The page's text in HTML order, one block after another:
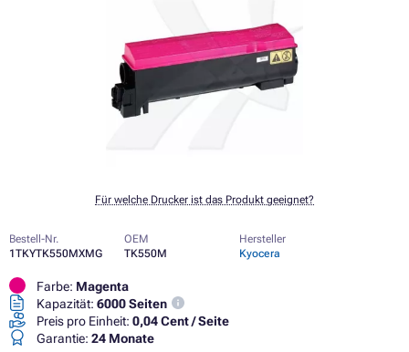
Für welche Drucker ist das Produkt geeignet?
Bestell-Nr.
1TKYTK550MXMG
OEM
TK550M
Hersteller
Kyocera
Farbe: Magenta
Kapazität: 6000 Seiten
Preis pro Einheit: 0,04 Cent / Seite
Garantie: 24 Monate